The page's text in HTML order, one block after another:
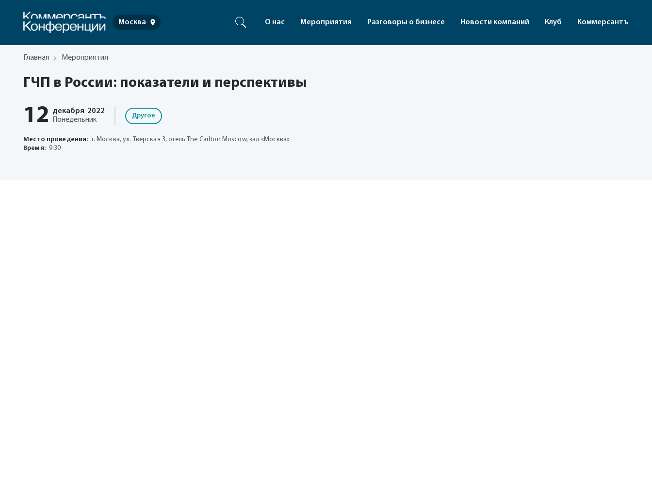
Москва О нас Мероприятия Разговоры о бизнесе Новости компаний Клуб Коммерсантъ
Главная Мероприятия
ГЧП в России: показатели и перспективы
12 декабря 2022
Понедельник
Другое
Место проведения: г. Москва, ул. Тверская 3, отель The Carlton Moscow, зал «Москва»
Время: 9:30